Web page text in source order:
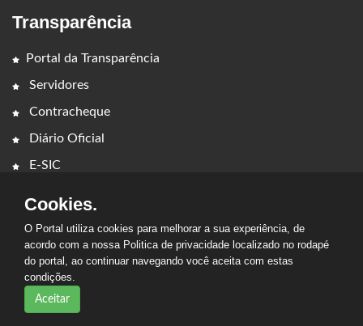
Transparência
Portal da Transparência
Servidores
Contracheque
Diário Oficial
E-SIC
Cookies.
O Portal utiliza cookies para melhorar a sua experiência, de
acordo com a nossa Politica de privacidade localizado no rodapé
do portal, ao continuar navegando você aceita com estas
condições.
Aceitar
2026 - PREFEITURA MUNICIPAL DE RIBAMAR FIQUENE. Todos os
direitos reservados.